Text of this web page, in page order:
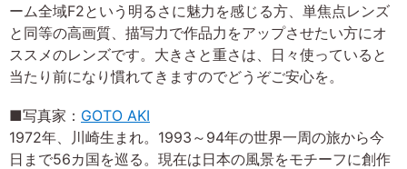
ーム全域F2という明るさに魅力を感じる方、単焦点レンズ
と同等の高画質、描写力で作品力をアップさせたい方にオ
ススメのレンズです。大きさと重さは、日々使っていると
当たり前になり慣れてきますのでどうぞご安心を。
■写真家： GOTO AKI
1972年、川崎生まれ。1993～94年の世界一周の旅から今
日まで56カ国を巡る。現在は日本の風景をモチーフに創作